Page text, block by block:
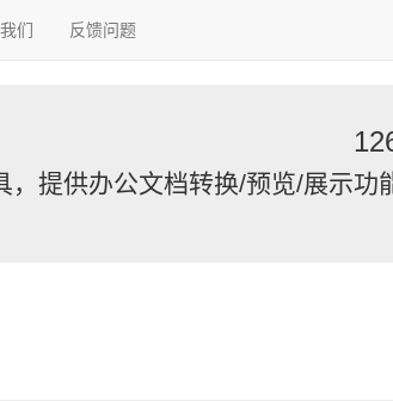
们 反馈问题
，提供办公文档转换/预览/展示